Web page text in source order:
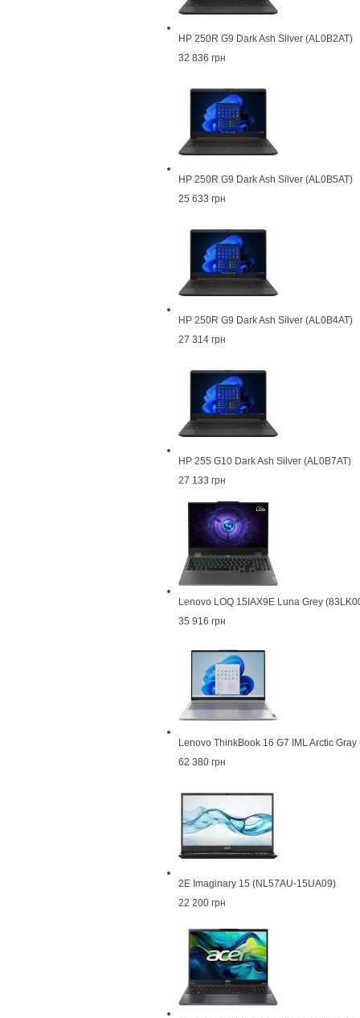
HP 250R G9 Dark Ash Silver (AL0B2AT)
32 836 грн
HP 250R G9 Dark Ash Silver (AL0B5AT)
25 633 грн
HP 250R G9 Dark Ash Silver (AL0B4AT)
27 314 грн
HP 255 G10 Dark Ash Silver (AL0B7AT)
27 133 грн
Lenovo LOQ 15IAX9E Luna Grey
35 916 грн
Lenovo ThinkBook 16 G7 IML Arctic
62 380 грн
2E Imaginary 15 (NL57AU-15UA09)
22 200 грн